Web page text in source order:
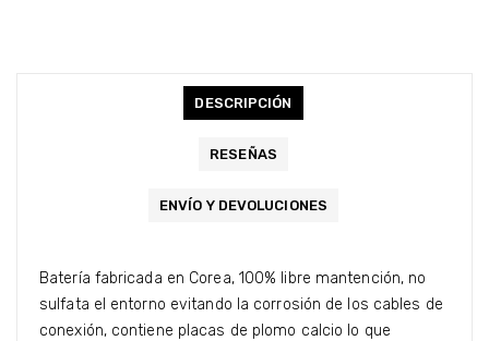
DESCRIPCIÓN
RESEÑAS
ENVÍO Y DEVOLUCIONES
Batería fabricada en Corea, 100% libre mantención, no
sulfata el entorno evitando la corrosión de los cables de
conexión, contiene placas de plomo calcio lo que